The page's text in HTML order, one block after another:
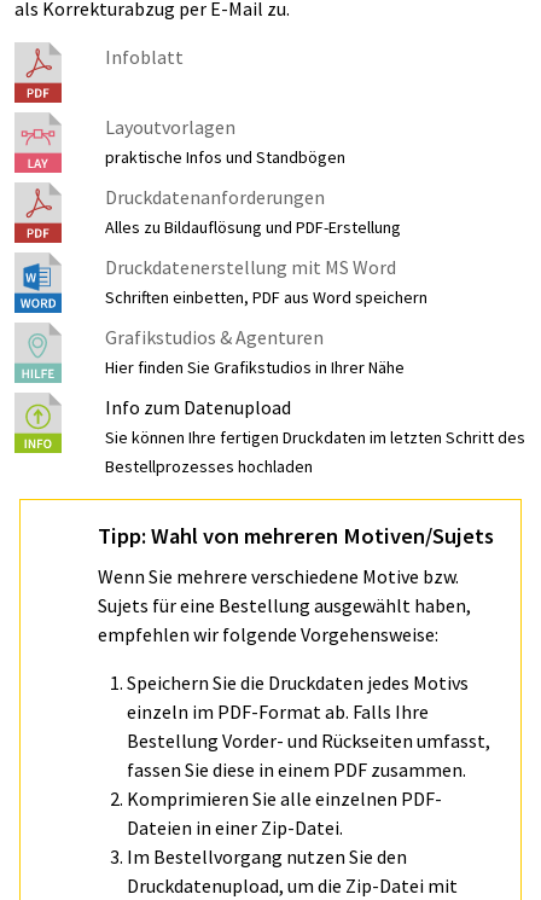
als Korrekturabzug per E-Mail zu.
Infoblatt
Layoutvorlagen
praktische Infos und Standbögen
Druckdatenanforderungen
Alles zu Bildauflösung und PDF-Erstellung
Druckdatenerstellung mit MS Word
Schriften einbetten, PDF aus Word speichern
Grafikstudios & Agenturen
Hier finden Sie Grafikstudios in Ihrer Nähe
Info zum Datenupload
Sie können Ihre fertigen Druckdaten im letzten Schritt des
Bestellprozesses hochladen
Tipp: Wahl von mehreren Motiven/Sujets
Wenn Sie mehrere verschiedene Motive bzw.
Sujets für eine Bestellung ausgewählt haben,
empfehlen wir folgende Vorgehensweise:
Speichern Sie die Druckdaten jedes Motivs
einzeln im PDF-Format ab. Falls Ihre
Bestellung Vorder- und Rückseiten umfasst,
fassen Sie diese in einem PDF zusammen.
Komprimieren Sie alle einzelnen PDF-
Dateien in einer Zip-Datei.
Im Bestellvorgang nutzen Sie den
Druckdatenupload, um die Zip-Datei mit